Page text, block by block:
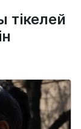
тікелей